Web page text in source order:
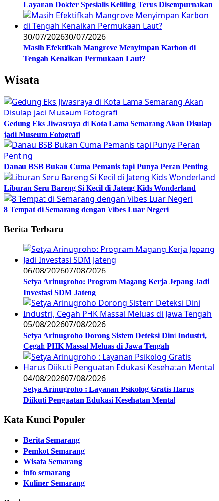
Layanan Dokter Spesialis Keliling Terus Disempurnakan
30/07/202630/07/2026
Masih Efektifkah Mangrove Menyimpan Karbon di
Tengah Kenaikan Permukaan Laut?
Wisata
Gedung Eks Jiwasraya di Kota Lama Semarang Akan Disulap
jadi Museum Fotografi
Danau BSB Bukan Cuma Pemanis tapi Punya Peran Penting
Liburan Seru Bareng Si Kecil di Jateng Kids Wonderland
8 Tempat di Semarang dengan Vibes Luar Negeri
Berita Terbaru
06/08/202607/08/2026
Setya Arinugroho: Program Magang Kerja Jepang Jadi
Investasi SDM Jateng
05/08/202607/08/2026
Setya Arinugroho Dorong Sistem Deteksi Dini Industri,
Cegah PHK Massal Meluas di Jawa Tengah
04/08/202607/08/2026
Setya Arinugroho : Layanan Psikolog Gratis Harus
Diikuti Penguatan Edukasi Kesehatan Mental
Kata Kunci Populer
Berita Semarang
Pemkot Semarang
Wisata Semarang
info semarang
Kuliner Semarang